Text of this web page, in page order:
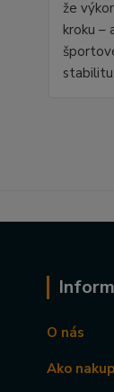
že
kroku –
O nás
Ako